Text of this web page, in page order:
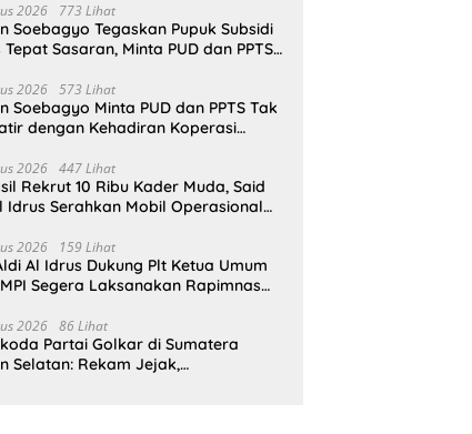
2026 773 Lihat
Soebagyo Tegaskan Pupuk Subsidi
Tepat Sasaran, Minta PUD dan PPTS
2026 573 Lihat
Soebagyo Minta PUD dan PPTS Tak
dengan Kehadiran Koperasi
2026 447 Lihat
Rekrut 10 Ribu Kader Muda, Said
Idrus Serahkan Mobil Operasional
2026 159 Lihat
Al Idrus Dukung Plt Ketua Umum
Segera Laksanakan Rapimnas
2026 86 Lihat
Partai Golkar di Sumatera
Selatan: Rekam Jejak,